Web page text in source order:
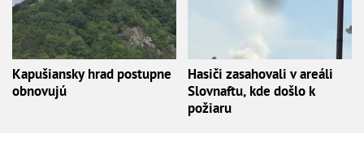
Kapušiansky hrad postupne
obnovujú
Hasiči zasahovali v areáli
Slovnaftu, kde došlo k
požiaru